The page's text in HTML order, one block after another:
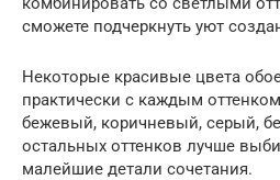
сможете подчеркнуть уют
Некоторые красивые цвета
практически с каждым
бежевый, коричневый, серый,
остальных оттенков лучше
малейшие детали сочетания.